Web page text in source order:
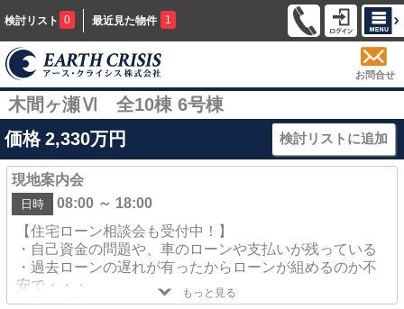
検討リスト 0 最近見た物件 1
お問合せ
木間ヶ瀬Ⅵ 全10棟 6号棟
価格 2,330万円 検討リストに追加
現地案内会
日時
08:00 ～ 18:00
【住宅ローン相談会も受付中！】
・自己資金の問題や、車のローンや支払いが残っている
・過去ローンの遅れが有ったからローンが組めるのか不
安で・・・
・勤続年数が短い
もっと見る